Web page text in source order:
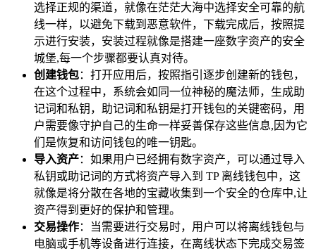
选择正规的渠道，就像在茫茫大海中选择安全可靠的航
线一样，以避免下载到恶意软件，下载完成后，按照提
示进行安装，安装过程就像是搭建一座数字资产的安全
城堡,每一个步骤都要认真对待。
创建钱包：打开应用后，按照指引逐步创建新的钱包，
在这个过程中，系统会如同一位神秘的魔法师，生成助
记词和私钥，助记词和私钥是打开钱包的关键密码，用
户需要像守护自己的生命一样妥善保存这些信息,因为它
们是恢复和访问钱包的唯一钥匙。
导入资产：如果用户已经拥有数字资产，可以通过导入
私钥或助记词的方式将资产导入到 TP 离线钱包中，这
就像是将分散在各地的宝藏收集到一个安全的仓库中,让
资产得到更好的保护和管理。
交易操作：当需要进行交易时，用户可以将离线钱包与
电脑或手机等设备进行连接，在离线状态下完成交易签